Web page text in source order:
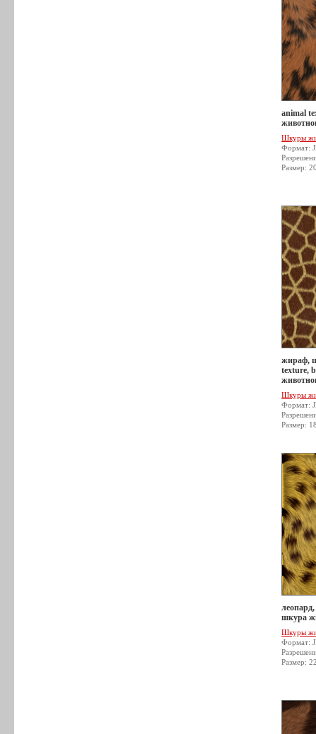
animal
Шкуры
Формат:
Размер:
жираф,
texture,
Шкуры
Формат:
Размер:
шкура
Шкуры
Формат:
Размер: